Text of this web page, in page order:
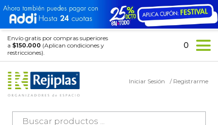
Envío gratis por compras superiores
a $150.000 (Aplican condiciones y
restricciones).
Búsqueda
Iniciar Sesión / Registrarme
0